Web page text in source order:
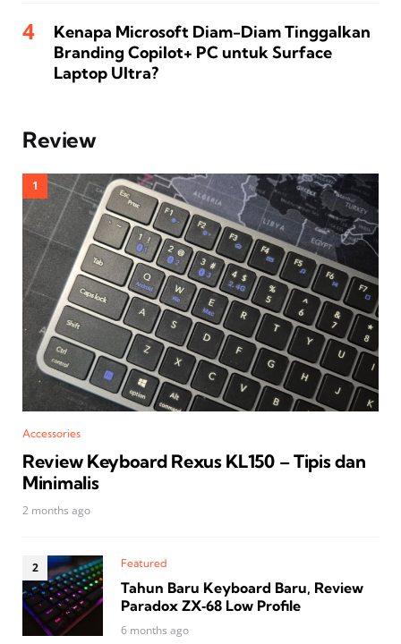
Kenapa Microsoft Diam-Diam Tinggalkan
Branding Copilot+ PC untuk Surface
Laptop Ultra?
Review
Accessories
Review Keyboard Rexus KL150 – Tipis dan
Minimalis
2 months ago
Featured
Tahun Baru Keyboard Baru, Review
Paradox ZX‑68 Low Profile
6 months ago